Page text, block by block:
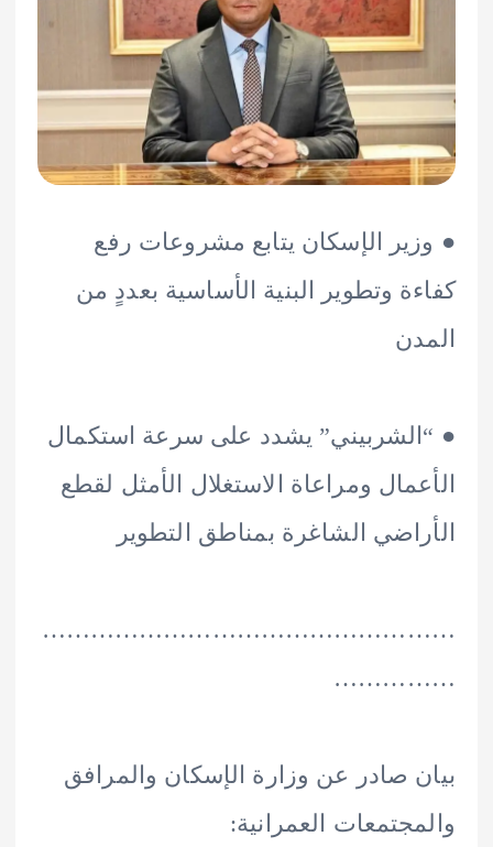
الإسكان يتابع مشروعات رفع
وتطوير البنية الأساسية بعددٍ من
يشدد على سرعة استكمال
ومراعاة الاستغلال الأمثل لقطع
الشاغرة بمناطق التطوير
صادر عن وزارة الإسكان والمرافق
العمرانية: